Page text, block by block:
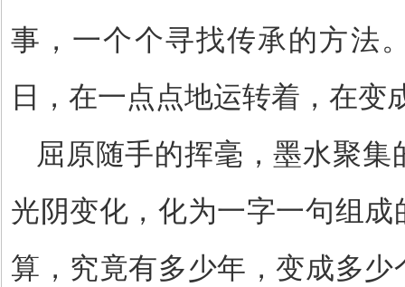
事，一个个寻找传承的方法
日，在一点点地运转着，在变
屈原随手的挥毫，墨水聚
光阴变化，化为一字一句组
算，究竟有多少年，变成多